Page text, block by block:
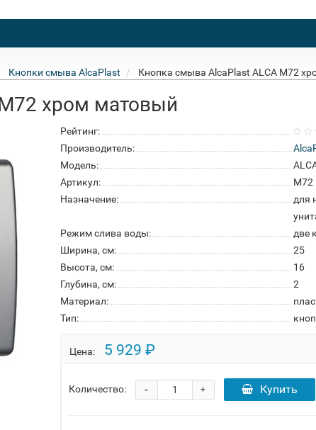
Кнопки смыва AlcaPlast Кнопка смыва AlcaPlast ALCA M72
хром матовый
Рейтинг:
Производитель:
Модель:
Артикул:
M72
Назначение:
для
Режим слива воды:
две
Ширина, см:
25
Высота, см:
16
Глубина, см:
2
Материал:
Тип:
Цена: 5 929 ₽
Количество: +
- Купить